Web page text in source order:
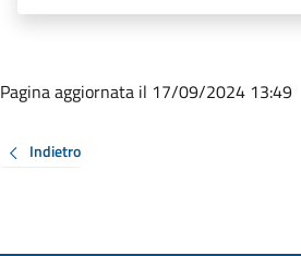
Pagina aggiornata il 17/09/2024 13:49
Indietro